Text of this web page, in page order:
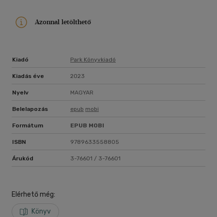
végzős bál társszerzője
Azonnal letölthető
Kiadó Park Könyvkiadó
Kiadás éve 2023
Nyelv MAGYAR
Belelapozás epub mobi
Formátum EPUB MOBI
ISBN 9789633558805
Árukód 3-76601 / 3-76601
Elérhető még:
Könyv